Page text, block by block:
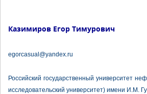
Казимиров Егор Тимурович
egorcasual@yandex.ru
Российский государственный университет
исследовательский университет) имени И.М.